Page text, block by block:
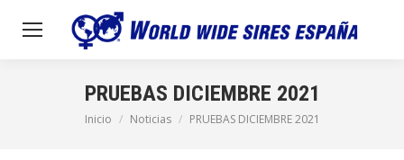
PRUEBAS DICIEMBRE 2021
Estás aquí:
Inicio Noticias PRUEBAS DICIEMBRE 2021